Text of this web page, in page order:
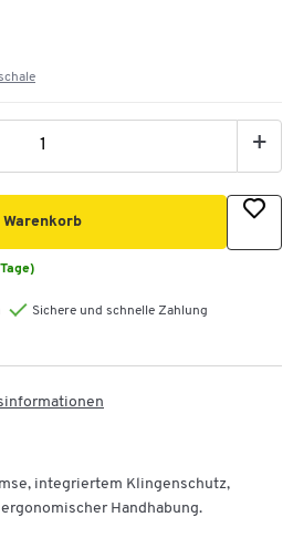
+
Warenkorb
Sichere und schnelle Zahlung
integriertem Klingenschutz,
Handhabung.